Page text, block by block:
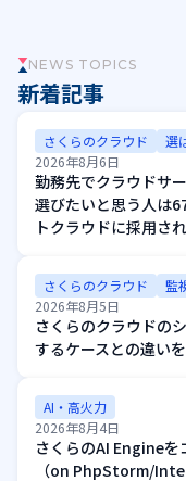
NEWS TOPICS
新着記事
さくらのクラウド
選
2026年8月6日
勤務先でクラウドサ
選びたいと思う人は
トクラウドに採用さ
さくらのクラウド
監
2026年8月5日
さくらのクラウドの
するケースとの違い
AI・高火力
2026年8月4日
さくらのAI Engineを
（on PhpStorm/